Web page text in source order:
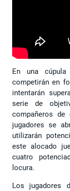
En una
competirán en
intentarán
serie de
compañeros de
jugadores se
utilizarán
este alocado
cuatro
locura.
Los jugadores